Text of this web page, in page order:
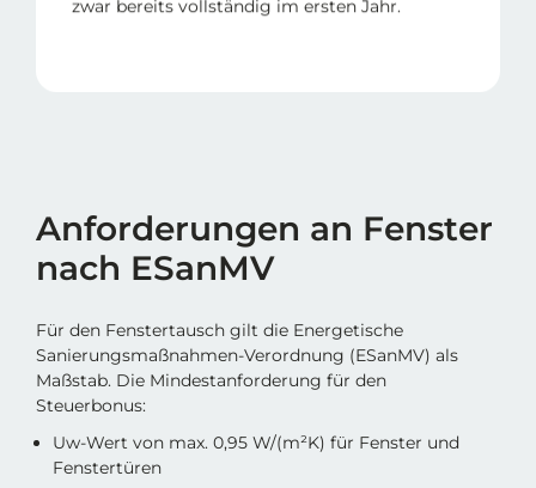
zwar bereits vollständig im ersten Jahr.
Anforderungen an Fenster
nach ESanMV
Für den Fenstertausch gilt die Energetische
Sanierungsmaßnahmen-Verordnung (ESanMV) als
Maßstab. Die Mindestanforderung für den
Steuerbonus:
Uw-Wert von max. 0,95 W/(m²K) für Fenster und
Fenstertüren